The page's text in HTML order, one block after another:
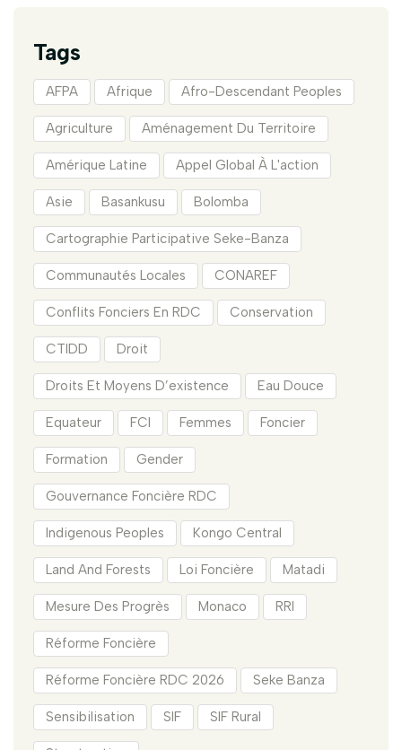
Tags
AFPA Afrique Afro-Descendant Peoples
Agriculture Aménagement Du Territoire
Amérique Latine Appel Global À L'action
Asie Basankusu Bolomba
Cartographie Participative Seke-Banza
Communautés Locales CONAREF
Conflits Fonciers En RDC Conservation
CTIDD Droit
Droits Et Moyens D’existence Eau Douce
Equateur FCI Femmes Foncier
Formation Gender
Gouvernance Foncière RDC
Indigenous Peoples Kongo Central
Land And Forests Loi Foncière Matadi
Mesure Des Progrès Monaco RRI
Réforme Foncière
Réforme Foncière RDC 2026 Seke Banza
Sensibilisation SIF SIF Rural